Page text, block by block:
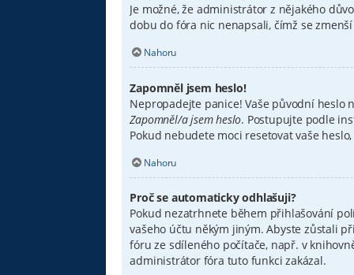
Je možné, že administrátor z nějakého
dobu do fóra nic nenapsali, čímž se
Nahoru
Zapomněl jsem heslo!
Nepropadejte panice! Vaše původní heslo
Zapomněl/a jsem heslo. Postupujte podle
Pokud nebudete moci resetovat vaše
Nahoru
Proč se automaticky odhlašuji?
Pokud nezatrhnete během přihlašování
vašeho účtu někým jiným. Abyste zůstali
fóru ze sdíleného počítače, např. v
administrátor fóra tuto funkci zakázal.